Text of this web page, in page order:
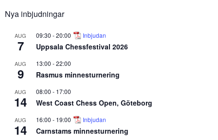
Nya inbjudningar
AUG
7
09:30 -20:00 Inbjudan
Uppsala Chessfestival 2026
AUG
9
13:00 -22:00
Rasmus minnesturnering
AUG
14
08:00 - 17:00
West Coast Chess Open, Göteborg
AUG
14
16:00 - 19:00 Inbjudan
Carnstams minnesturnering